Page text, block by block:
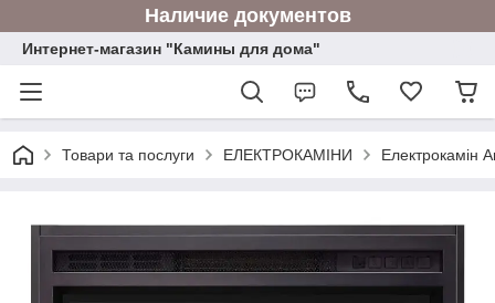
Наличие документов
Интернет-магазин "Камины для дома"
Товари та послуги ЕЛЕКТРОКАМІНИ Електрокамін